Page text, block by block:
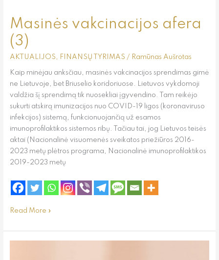
Masinės vakcinacijos afera
(3)
AKTUALIJOS FINANSŲ TYRIMAS / Ramūnas Aušrotas
Kaip minėjau anksčiau, masinės vakcinacijos sprendimas gimė
ne Lietuvoje, bet Briuselio koridoriuose. Lietuvos vykdomoji
valdžia šį sprendimą tik nuosekliai įgyvendino. Tam reikėjo
sukurti atskirą imunizacijos nuo COVID-19 ligos (koronaviruso
infekcijos) sistemą, funkcionuojančią už esamos
imunoprofilaktikos sistemos ribų. Tačiau tai, jog Lietuvos teisės
aktai (Nacionalinė visuomenės sveikatos priežiūros 2016-
2023 metų plėtros programa, Nacionalinė imunoprofilaktikos
2019-2023 metų
Read More »